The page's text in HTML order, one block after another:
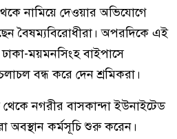
নামিয়ে দেওয়ার অভিযোগে
বৈষম্যবিরোধীরা। অপরদিকে এই
ঢাকা-ময়মনসিংহ বাইপাসে
বন্ধ করে দেন শ্রমিকরা।
নগরীর বাসকান্দা ইউনাইটেড
অবস্থান কর্মসূচি শুরু করেন।